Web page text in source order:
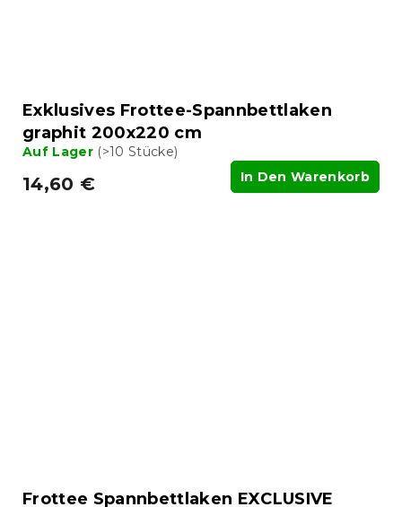
Exklusives Frottee-Spannbettlaken
graphit 200x220 cm
Auf Lager (>10 Stücke)
14,60 € In Den Warenkorb
Frottee Spannbettlaken EXCLUSIVE